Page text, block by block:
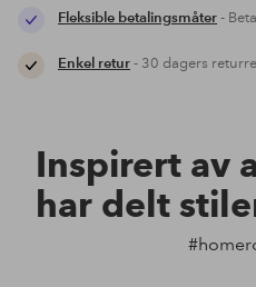
Fleksible betalingsmåter-
Enkel retur- 30 dagers
Inspirert av
har delt